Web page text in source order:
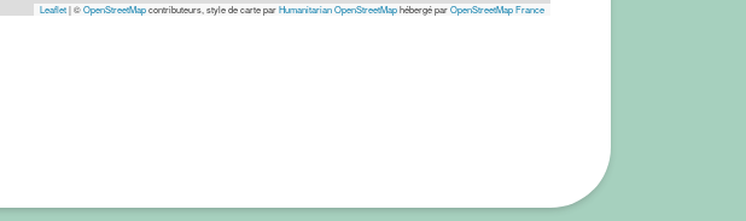
Leaflet|©OpenStreetMapcontributeurs, style de carte parHumanitarian OpenStreetMaphébergé parOpenStreetMap France